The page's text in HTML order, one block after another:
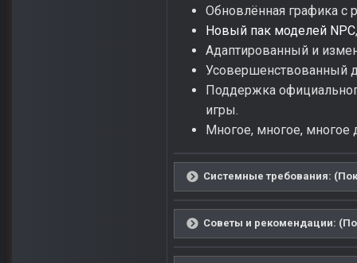
Обновлённая графика с
Новый пак моделей NPC
Адаптированный и
Усовершенствованный
Поддержка
игры.
Многое, многое, многое
Системные требования:
Советы и рекомендации: